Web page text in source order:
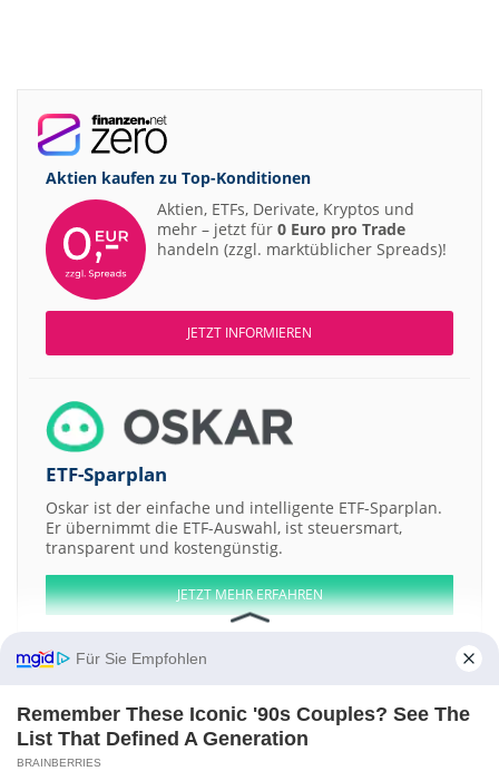
Aktien kaufen zu Top-Konditionen
Aktien, ETFs, Derivate, Kryptos und
mehr – jetzt für 0 Euro pro Trade
handeln (zzgl. marktüblicher Spreads)!
JETZT INFORMIEREN
ETF-Sparplan
Oskar ist der einfache und intelligente ETF-Sparplan.
Er übernimmt die ETF-Auswahl, ist steuersmart,
transparent und kostengünstig.
JETZT MEHR ERFAHREN
Aktien ATX DAX EuroStoxx 50 Dow Jones NASDAQ 100
Nikkei 225
S&P 500
Für Sie Empfohlen
Remember These Iconic '90s Couples? See The
List That Defined A Generation
BRAINBERRIES